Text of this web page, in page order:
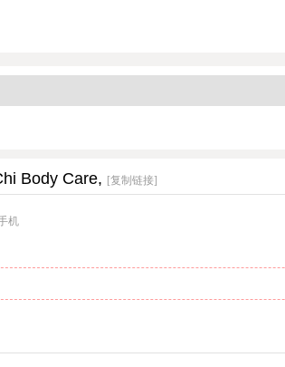
Body Care, [复制链接]
机